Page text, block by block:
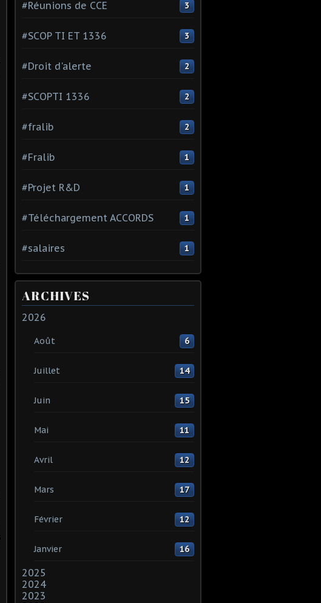
#Réunions de CCE 3
#SCOP TI ET 1336 3
#Droit d'alerte 2
#SCOPTI 1336 2
#fralib 2
#Fralib 1
#Projet R&D 1
#Téléchargement ACCORDS 1
#salaires 1
ARCHIVES
2026
Août 6
Juillet 14
Juin 15
Mai 11
Avril 12
Mars 17
Février 12
Janvier 16
2025
2024
2023